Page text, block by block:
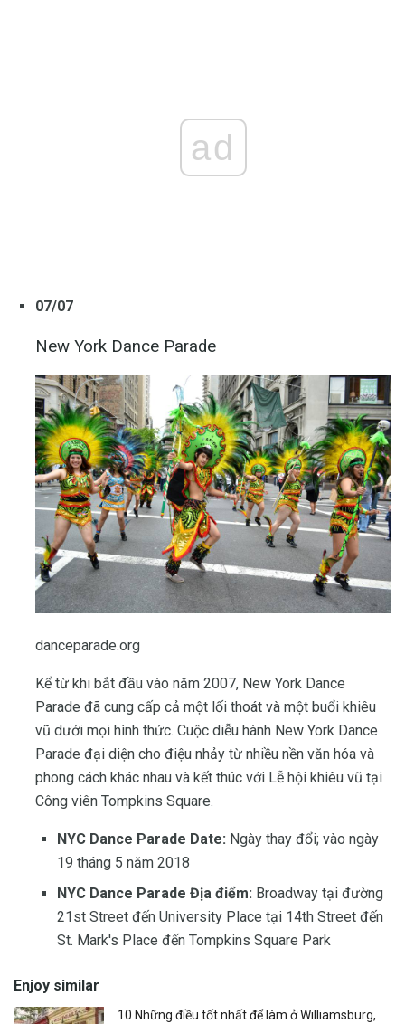
ad
07/07
New York Dance Parade
danceparade.org
Kể từ khi bắt đầu vào năm 2007, New York Dance
Parade đã cung cấp cả một lối thoát và một buổi khiêu
vũ dưới mọi hình thức. Cuộc diễu hành New York Dance
Parade đại diện cho điệu nhảy từ nhiều nền văn hóa và
phong cách khác nhau và kết thúc với Lễ hội khiêu vũ tại
Công viên Tompkins Square.
NYC Dance Parade Date: Ngày thay đổi; vào ngày
19 tháng 5 năm 2018
NYC Dance Parade Địa điểm: Broadway tại đường
21st Street đến University Place tại 14th Street đến
St. Mark's Place đến Tompkins Square Park
Enjoy similar
10 Những điều tốt nhất để làm ở Williamsburg,